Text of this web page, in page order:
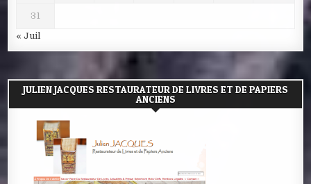
31
« Juil
JULIEN JACQUES RESTAURATEUR DE LIVRES ET DE PAPIERS
ANCIENS